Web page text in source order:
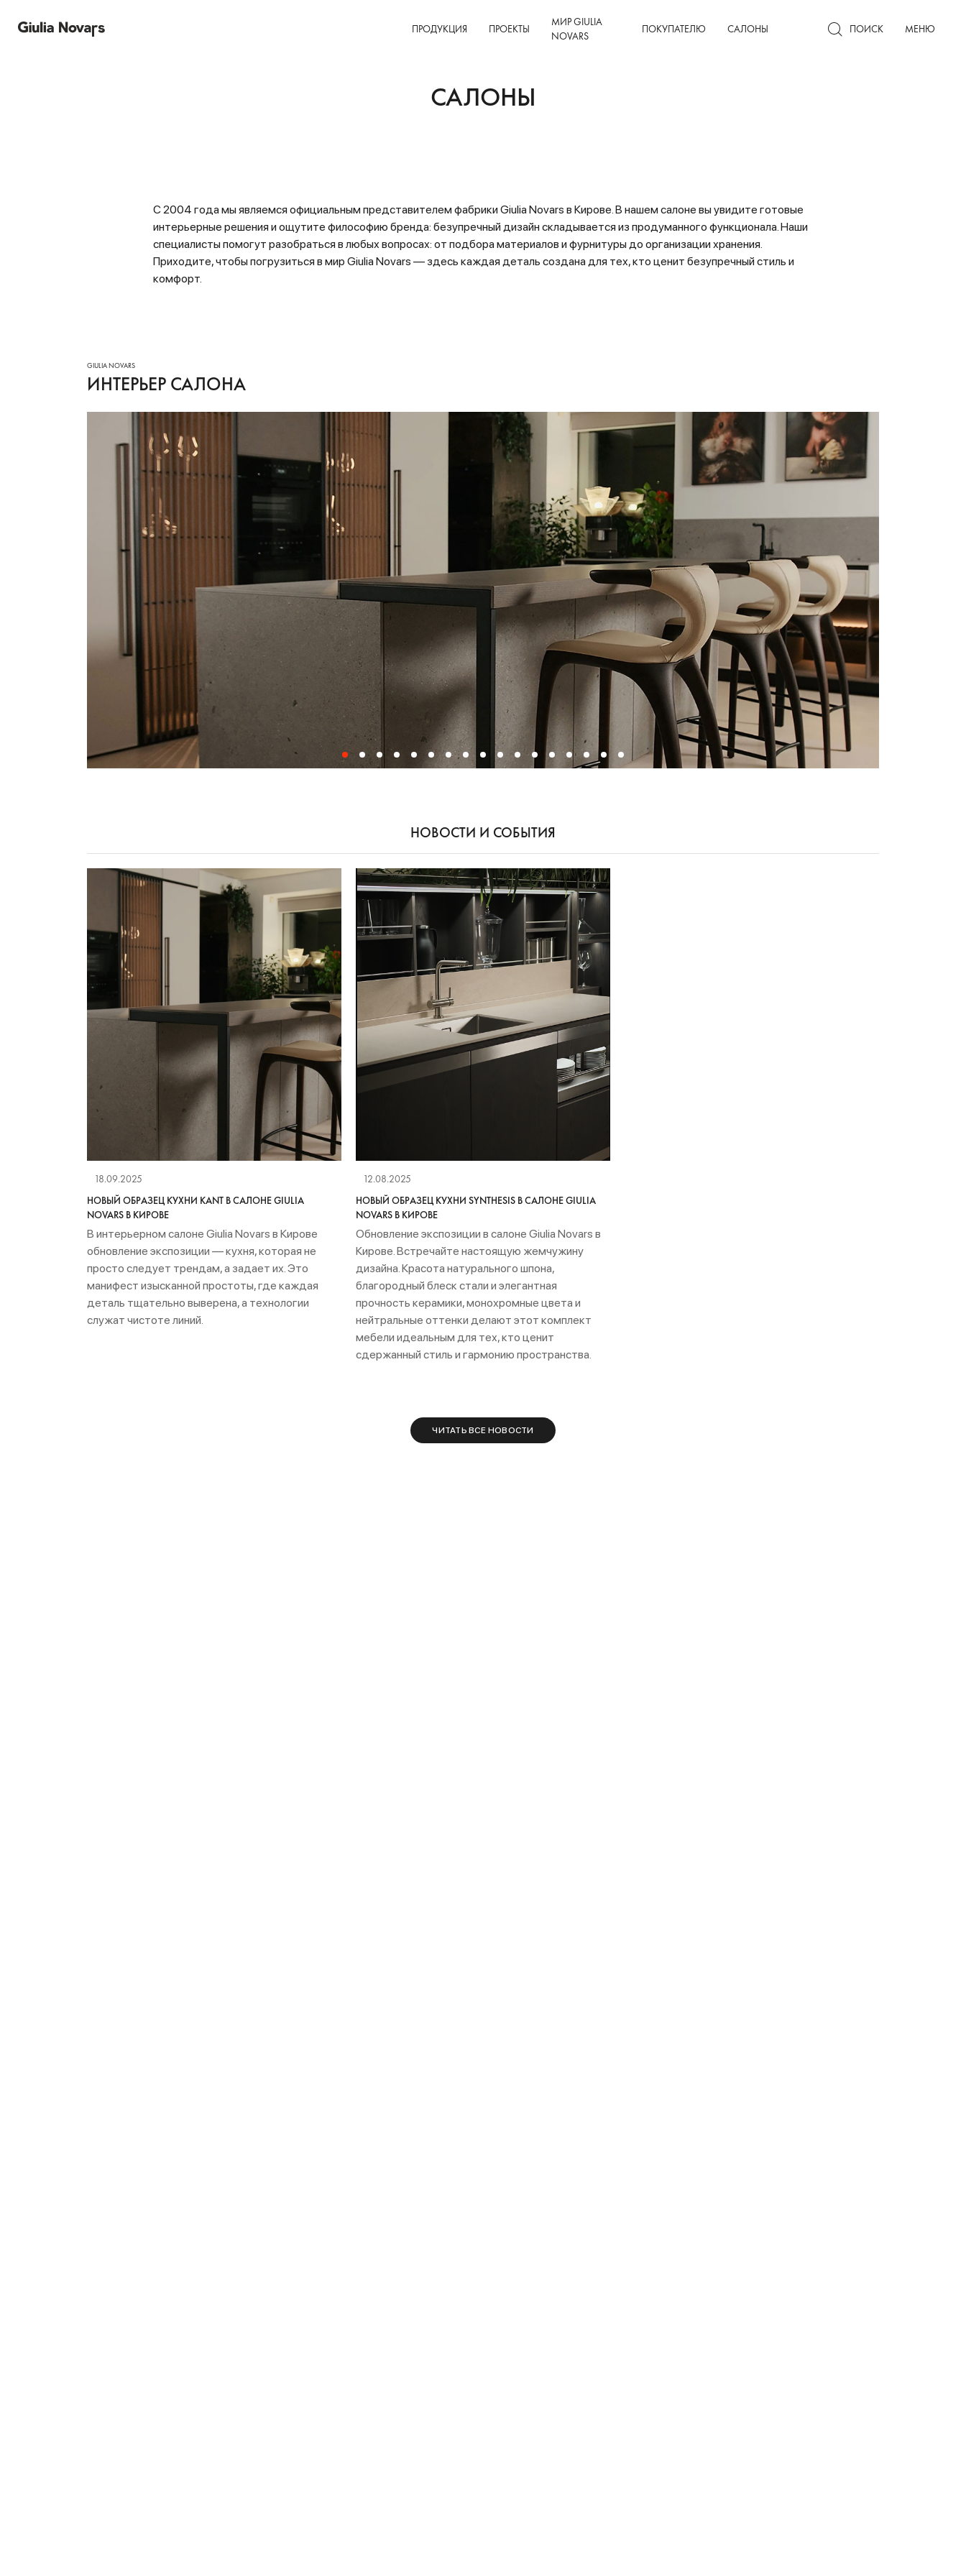
ПРОДУКЦИЯ ПРОЕКТЫ
МИР GIULIA
NOVARS
ПОКУПАТЕЛЮ САЛОНЫ ПОИСК МЕНЮ
САЛОНЫ
С 2004 года мы являемся официальным представителем фабрики Giulia Novars в Кирове. В нашем салоне вы увидите готовые
интерьерные решения и ощутите философию бренда: безупречный дизайн складывается из продуманного функционала. Наши
специалисты помогут разобраться в любых вопросах: от подбора материалов и фурнитуры до организации хранения.
Приходите, чтобы погрузиться в мир Giulia Novars — здесь каждая деталь создана для тех, кто ценит безупречный стиль и
комфорт.
ИНТЕРЬЕР САЛОНА
НОВОСТИ И СОБЫТИЯ
18.09.2025
НОВЫЙ ОБРАЗЕЦ КУХНИ KANT В САЛОНЕ GIULIA
NOVARS В КИРОВЕ
В интерьерном салоне Giulia Novars в Кирове
обновление экспозиции — кухня, которая не
просто следует трендам, а задает их. Это
манифест изысканной простоты, где каждая
деталь тщательно выверена, а технологии
служат чистоте линий.
12.08.2025
НОВЫЙ ОБРАЗЕЦ КУХНИ SYNTHESIS В САЛОНЕ GIULIA
NOVARS В КИРОВЕ
Обновление экспозиции в салоне Giulia Novars в
Кирове. Встречайте настоящую жемчужину
дизайна. Красота натурального шпона,
благородный блеск стали и элегантная
прочность керамики, монохромные цвета и
нейтральные оттенки делают этот комплект
мебели идеальным для тех, кто ценит
сдержанный стиль и гармонию пространства.
ЧИТАТЬ ВСЕ НОВОСТИ